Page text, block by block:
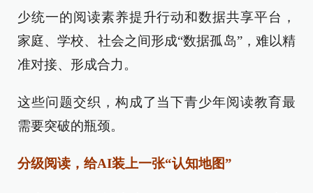
少统一的阅读素养提升行动和数据共享平台，
家庭、学校、社会之间形成“数据孤岛”，难以精
准对接、形成合力。
这些问题交织，构成了当下青少年阅读教育最
需要突破的瓶颈。
分级阅读，给AI装上一张“认知地图”